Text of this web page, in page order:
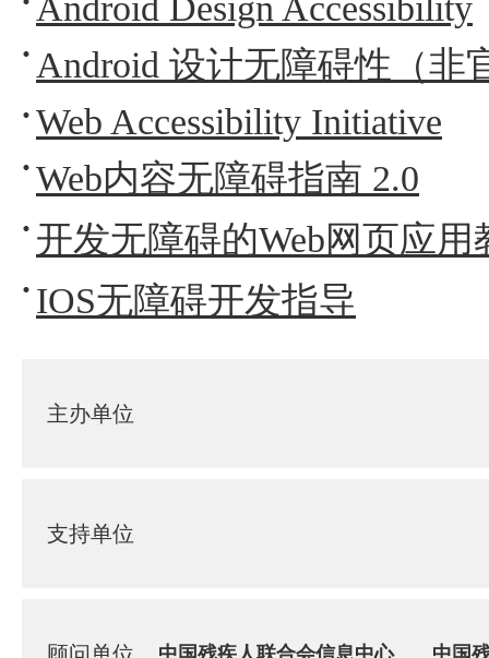
Android Design Accessibility
Android 设计无障碍性（非
Web Accessibility Initiative
Web内容无障碍指南 2.0
开发无障碍的Web网页应用
IOS无障碍开发指导
主办单位
支持单位
中国残疾人联合会信息中心 中国